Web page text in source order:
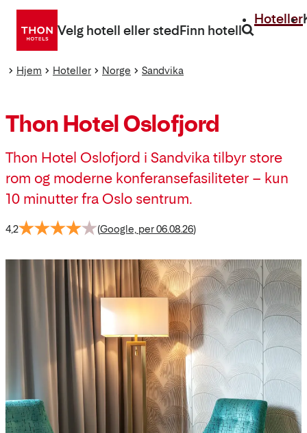
Gå
direkte
Velg hotell eller stedFinn hotell
Hoteller
Hjem Hoteller Norge Sandvika
Thon Hotel Oslofjord
Thon Hotel Oslofjord i Sandvika tilbyr store
rom og moderne konferansefasiliteter – kun
10 minutter fra Oslo sentrum.
4,2 (Google, per 06.08.26)